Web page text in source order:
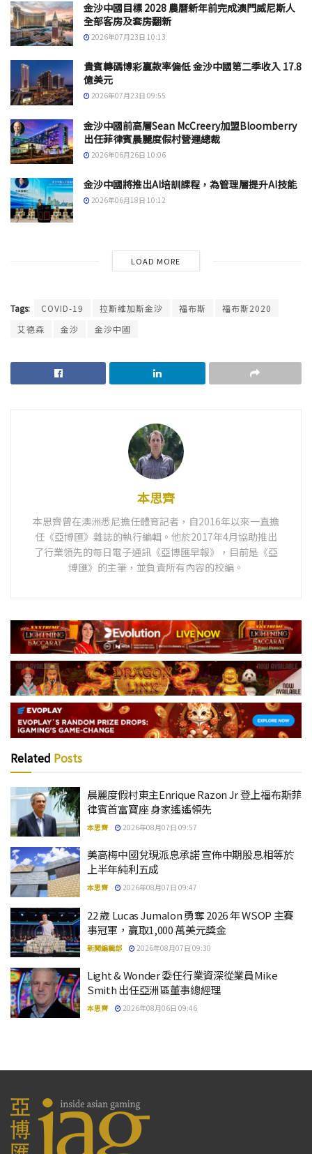
金沙中國目標 2028 農曆新年前完成澳門威尼斯人
全部客房及套房翻新
2026年07月23日 10:13
貴賓轉碼博彩贏款率偏低 金沙中國第二季收入 17.8
億美元
2026年07月23日 09:55
金沙中國前高層Sean McCreery加盟Bloomberry
出任菲律賓晨麗度假村營運總裁
2026年06月26日 10:06
金沙中國將推出AI培訓課程，為管理層提升AI技能
2026年06月18日 10:12
LOAD MORE
Tags: COVID-19 拉斯維加斯金沙 福布斯
福布斯2020
艾德森
金沙 金沙中國
本思齊
本思齊曾在澳洲悉尼擔任體育記者，自2016年以來一直擔
任《亞博匯》雜誌的執行編輯。他於2017年4月協助推出
了行業領先的每日電子通訊《亞博匯早報》，目前是《亞
博匯》的主筆，並負責所有內容的校編。
Related Posts
晨麗度假村東主Enrique Razon Jr 登上福布斯菲
律賓首富寶座 身家遙遙領先
本思齊 2026年08月07日 09:57
美高梅中國兌現派息承諾 宣佈中期股息相等於
上半年純利五成
本思齊 2026年08月07日 09:47
22 歲 Lucas Jumalon 勇奪 2026 年 WSOP 主賽
事冠軍，贏取1,000 萬美元獎金
新聞編輯部 2026年08月07日 09:30
Light & Wonder 委任行業資深從業員Mike
Smith 出任亞洲區董事總經理
本思齊 2026年08月06日 09:46